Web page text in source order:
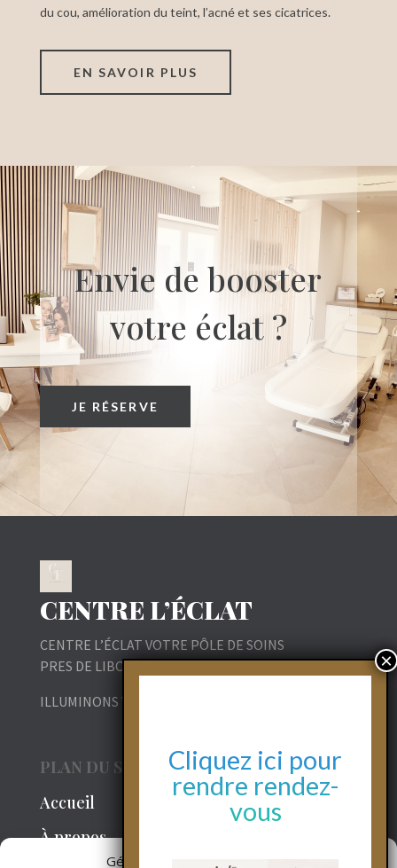
Gérer le consentement aux
du cou, amélioration du teint, l’acné et ses cicatrices.
EN SAVOIR PLUS
Envie de booster
votre éclat ?
JE RÉSERVE
CENTRE L’ÉCLAT
CENTRE L’ÉCLAT VOTRE PÔLE DE SOINS
PRES DE LIBOURNE
ILLUMINONS VOTRE BIEN ÊTRE
PLAN DU SITE
Accueil
À propos
Cliquez ici pour
rendre rendez-
vous